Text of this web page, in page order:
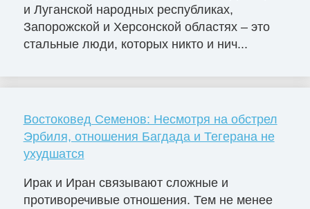
и Луганской народных республиках,
Запорожской и Херсонской областях – это
стальные люди, которых никто и нич...
Востоковед Семенов: Несмотря на обстрел
Эрбиля, отношения Багдада и Тегерана не
ухудшатся
Ирак и Иран связывают сложные и
противоречивые отношения. Тем не менее